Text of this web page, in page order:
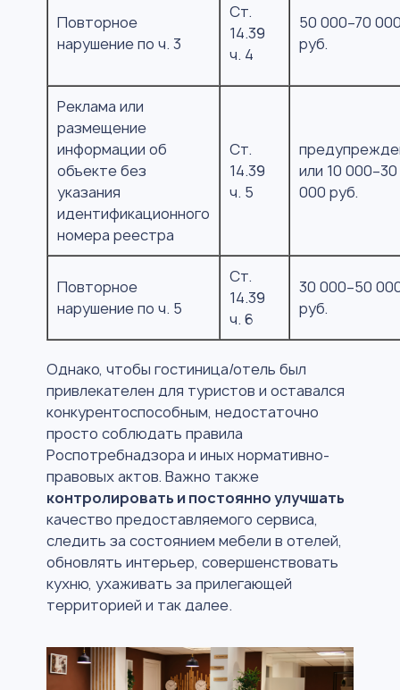
Повторное
нарушение по ч. 3
Ст.
14.39
ч. 4
50 000–70
руб.
Реклама или
размещение
информации об
объекте без
указания
идентификационного
номера реестра
Ст.
14.39
ч. 5
или 10 000–30
000 руб.
Повторное
нарушение по ч. 5
Ст.
14.39
ч. 6
30 000–50
руб.
Однако, чтобы гостиница/отель был
привлекателен для туристов и оставался
конкурентоспособным, недостаточно
просто соблюдать правила
Роспотребнадзора и иных нормативно-
правовых актов. Важно также
контролировать и постоянно улучшать
качество предоставляемого сервиса,
следить за состоянием мебели в отелей,
обновлять интерьер, совершенствовать
кухню, ухаживать за прилегающей
территорией и так далее.